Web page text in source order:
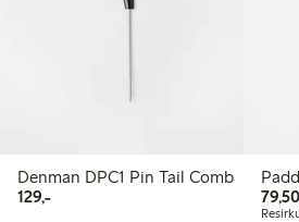
Denman DPC1 Pin Tail Comb
129,-129,00 kr
79,50